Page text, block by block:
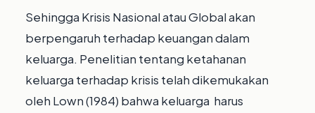
Sehingga Krisis Nasional atau Global akan
berpengaruh terhadap keuangan dalam
keluarga. Penelitian tentang ketahanan
keluarga terhadap krisis telah dikemukakan
oleh Lown (1984) bahwa keluarga harus